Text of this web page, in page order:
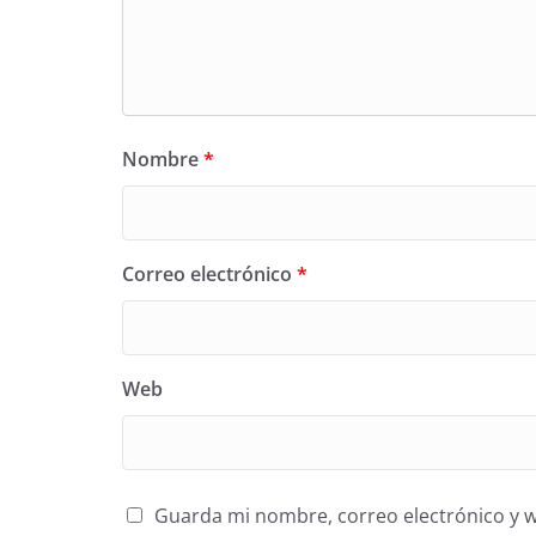
Nombre*
Correo electrónico *
Web
Guarda mi nombre, correo electrónico y